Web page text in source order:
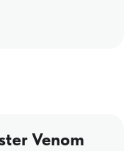
Venom